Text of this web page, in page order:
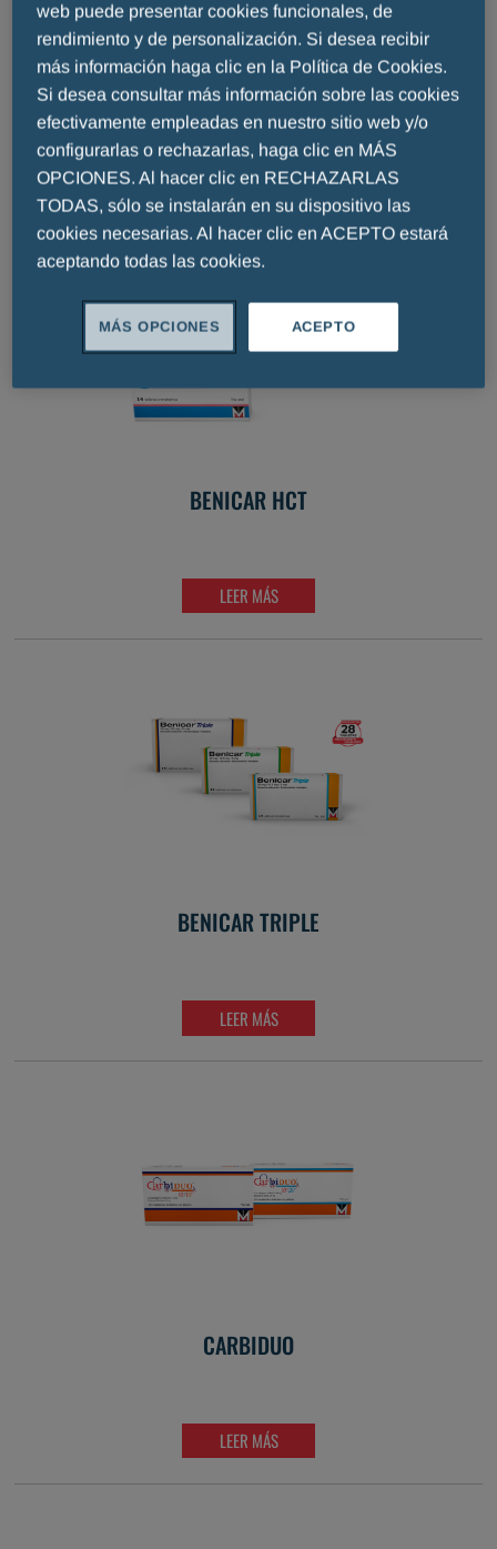
BENICAR AMLO
LEER MÁS
BENICAR HCT
LEER MÁS
BENICAR TRIPLE
LEER MÁS
CARBIDUO
LEER MÁS
web puede presentar cookies funcionales, de
rendimiento y de personalización. Si desea recibir
más información haga clic en la Política de Cookies.
Si desea consultar más información sobre las cookies
efectivamente empleadas en nuestro sitio web y/o
configurarlas o rechazarlas, haga clic en MÁS
OPCIONES. Al hacer clic en RECHAZARLAS
TODAS, sólo se instalarán en su dispositivo las
cookies necesarias. Al hacer clic en ACEPTO estará
aceptando todas las cookies.
ACEPTO
MÁS OPCIONES